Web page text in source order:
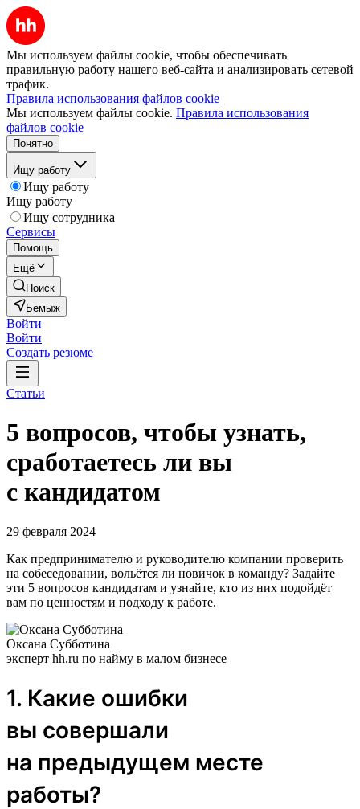
Мы используем файлы cookie, чтобы обеспечивать
правильную работу нашего веб-сайта и анализировать сетевой
трафик.
Правила использования файлов cookie
Мы используем файлы cookie. Правила использования
файлов cookie
Понятно
Ищу работу
Ищу работу
Ищу работу
Ищу сотрудника
Сервисы
Помощь
Ещё
Поиск
Бемыж
Войти
Войти
Создать резюме
Статьи
5 вопросов, чтобы узнать,
сработаетесь ли вы
с кандидатом
29 февраля 2024
Как предпринимателю и руководителю компании проверить
на собеседовании, вольётся ли новичок в команду? Задайте
эти 5 вопросов кандидатам и узнайте, кто из них подойдёт
вам по ценностям и подходу к работе.
Оксана Субботина
эксперт hh.ru по найму в малом бизнесе
1. Какие ошибки
вы совершали
на предыдущем месте
работы?